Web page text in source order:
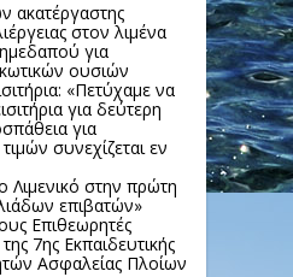
ακατέργαστης
στον λιμένα
για
ουσιών
«Πετύχαμε να
για δεύτερη
για
συνεχίζεται εν
Λιμενικό στην πρώτη
επιβατών»
Επιθεωρητές
7ης Εκπαιδευτικής
Ασφαλείας Πλοίων